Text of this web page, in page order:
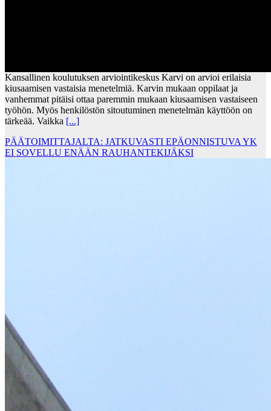
Kansallinen koulutuksen arviointikeskus Karvi on arvioi erilaisia
kiusaamisen vastaisia menetelmiä. Karvin mukaan oppilaat ja
vanhemmat pitäisi ottaa paremmin mukaan kiusaamisen vastaiseen
työhön. Myös henkilöstön sitoutuminen menetelmän käyttöön on
tärkeää. Vaikka [...]
PÄÄTOIMITTAJALTA: JATKUVASTI EPÄONNISTUVA YK
EI SOVELLU ENÄÄN RAUHANTEKIJÄKSI